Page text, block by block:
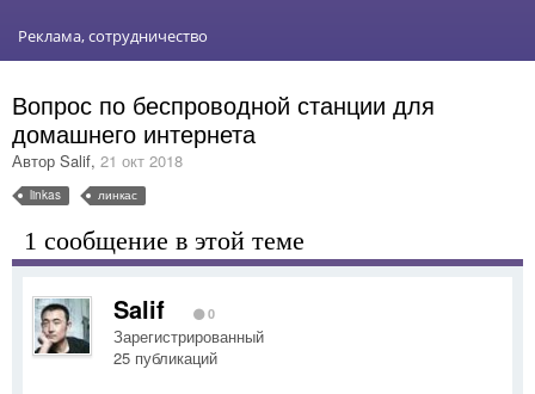
Реклама, сотрудничество
Вопрос по беспроводной станции для
домашнего интернета
Автор Salif, 21 окт 2018
linkas линкас
1 сообщение в этой теме
Salif 0
Зарегистрированный
25 публикаций